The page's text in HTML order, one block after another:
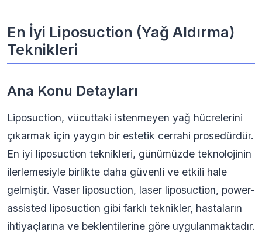
En İyi Liposuction (Yağ Aldırma)
Teknikleri
Ana Konu Detayları
Liposuction, vücuttaki istenmeyen yağ hücrelerini
çıkarmak için yaygın bir estetik cerrahi prosedürdür.
En iyi liposuction teknikleri, günümüzde teknolojinin
ilerlemesiyle birlikte daha güvenli ve etkili hale
gelmiştir. Vaser liposuction, laser liposuction, power-
assisted liposuction gibi farklı teknikler, hastaların
ihtiyaçlarına ve beklentilerine göre uygulanmaktadır.